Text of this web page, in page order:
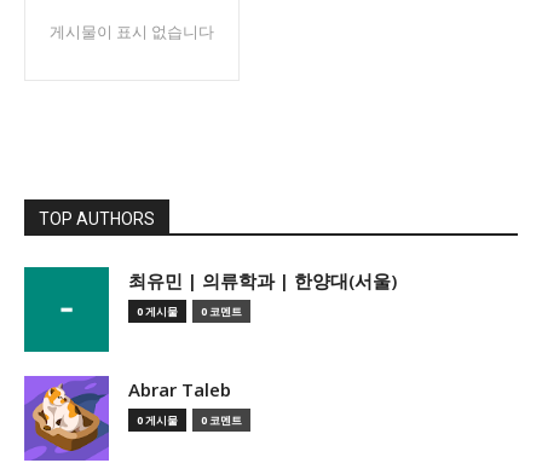
게시물이 표시 없습니다
TOP AUTHORS
­최유민 | 의류학과 | 한양대(서울)
0 게시물 0 코멘트
Abrar Taleb
0 게시물 0 코멘트